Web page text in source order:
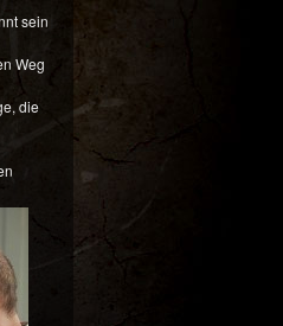
sein
Weg
die